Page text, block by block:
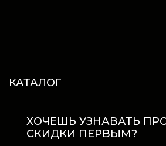
КАТАЛОГ
ХОЧЕШЬ УЗНАВАТЬ
СКИДКИ ПЕРВЫМ?